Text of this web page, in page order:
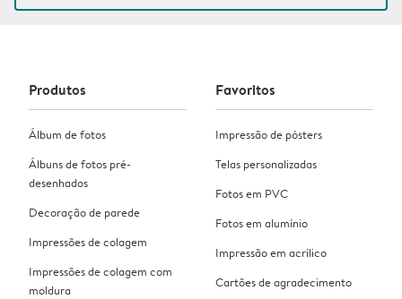
Produtos
Álbum de fotos
Álbuns de fotos pré-
desenhados
Decoração de parede
Impressões de colagem
Impressões de colagem com
moldura
Favoritos
Impressão de pósters
Telas personalizadas
Fotos em PVC
Fotos em alumínio
Impressão em acrílico
Cartões de agradecimento